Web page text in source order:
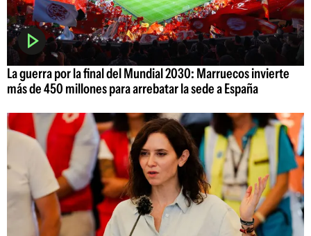
La guerra por la final del Mundial 2030: Marruecos invierte
más de 450 millones para arrebatar la sede a España